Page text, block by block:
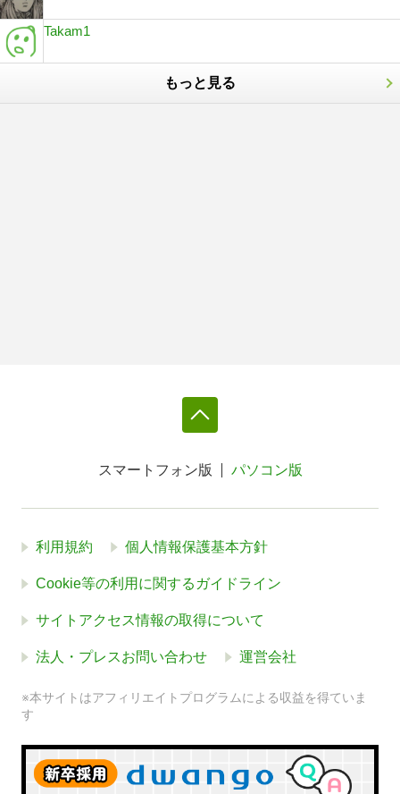
Takam1
もっと見る
スマートフォン版 パソコン版
利用規約 個人情報保護基本方針
Cookie等の利用に関するガイドライン
サイトアクセス情報の取得について
法人・プレスお問い合わせ 運営会社
※本サイトはアフィリエイトプログラムによる収益を得ていま
す